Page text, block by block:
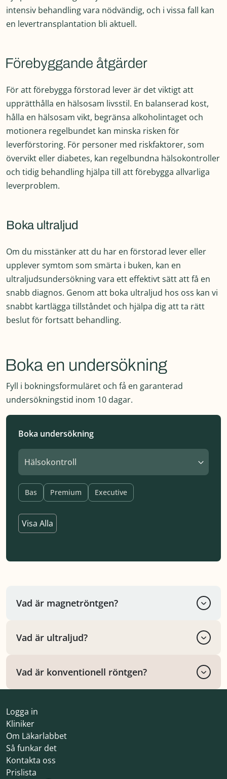
intensiv behandling vara nödvändig, och i vissa fall kan
en levertransplantation bli aktuell.
Förebyggande åtgärder
För att förebygga förstorad lever är det viktigt att
upprätthålla en hälsosam livsstil. En balanserad kost,
hålla en hälsosam vikt, begränsa alkoholintaget och
motionera regelbundet kan minska risken för
leverförstoring. För personer med riskfaktorer, som
övervikt eller diabetes, kan regelbundna hälsokontroller
och tidig behandling hjälpa till att förebygga allvarliga
leverproblem.
Boka ultraljud
Om du misstänker att du har en förstorad lever eller
upplever symtom som smärta i buken, kan en
ultraljudsundersökning vara ett effektivt sätt att få en
snabb diagnos. Genom att boka ultraljud hos oss kan vi
snabbt kartlägga tillståndet och hjälpa dig att ta rätt
beslut för fortsatt behandling.
Boka en undersökning
Fyll i bokningsformuläret och fả en garanterad
undersökningstid inom 10 dagar.
Boka undersökning
Hälsokontroll
Bas Premium Executive
Visa Alla
Vad är magnetröntgen?
Vad är ultraljud?
Vad är konventionell röntgen?
Logga in
Kliniker
Om Läkarlabbet
Så funkar det
Kontakta oss
Prislista